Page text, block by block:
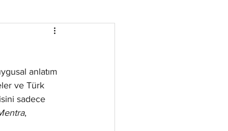
anlatım
ve Türk
sadece
,